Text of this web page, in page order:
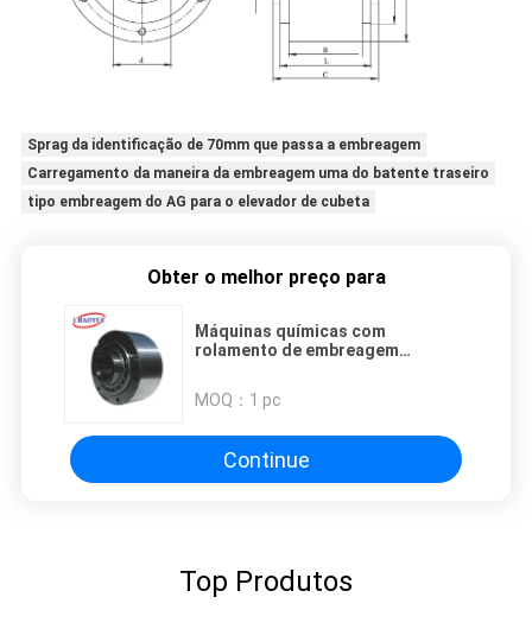
Sprag da identificação de 70mm que passa a embreagem
Carregamento da maneira da embreagem uma do batente traseiro
tipo embreagem do AG para o elevador de cubeta
Obter o melhor preço para
Máquinas químicas com
rolamento de embreagem
para instalação horizontal ou
vertical
MOQ： 1 pc
Continue
Top Produtos